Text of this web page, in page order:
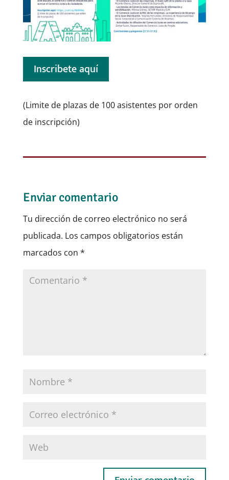
Inscribete aquí
(Limite de plazas de 100 asistentes por orden
de inscripción)
Enviar comentario
Tu dirección de correo electrónico no será
publicada. Los campos obligatorios están
marcados con *